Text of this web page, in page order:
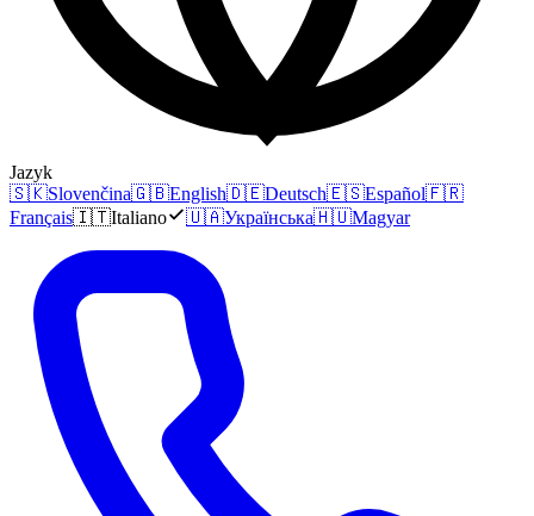
Jazyk
🇸🇰Slovenčina🇬🇧English🇩🇪Deutsch🇪🇸Español🇫🇷
Français🇮🇹Italiano 🇺🇦Українська🇭🇺Magyar